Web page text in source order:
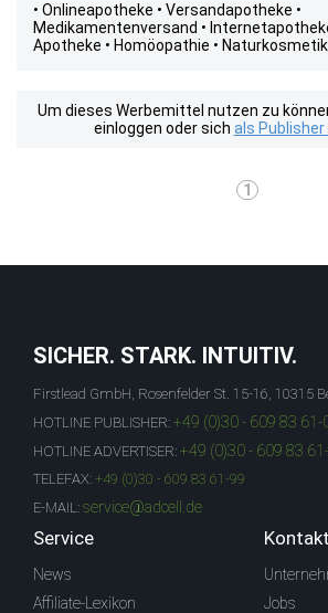
• Onlineapotheke • Versandapotheke •
Medikamentenversand •
Apotheke • Homöopathie • Naturkosmetik
Um dieses Werbemittel nutzen zu
einloggen oder sich als
1
SICHER. STARK. INTUITIV.
Firstlead GmbH, Rosenfelder St. 15-16, 10315
HOTLINE PUBLISHER: +49 (0)30 - 609 83 61-
HOTLINE ADVERTISER: +49 (0)30 - 609 83
TELEFAX: +49 (0)30 - 609 83 61-99
E-MAIL: service@adcell.de
Service
News
Affiliate-Lexikon
Kontakt
Jobs